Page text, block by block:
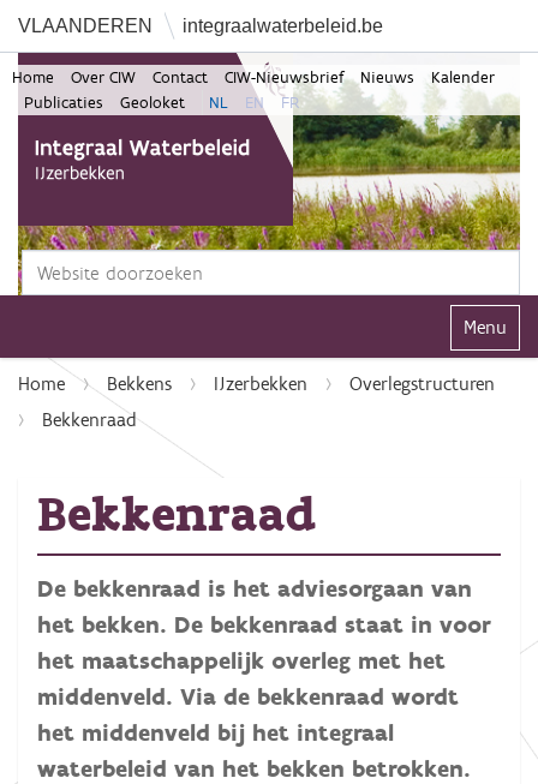
VLAANDEREN integraalwaterbeleid.be
Zoek
Home Over CIW Contact CIW-Nieuwsbrief Nieuws
Kalender
Publicaties
Geoloket NL EN FR
Klap
Home Bekkens IJzerbekken
Overlegstructuren
Bekkenraad
Bekkenraad
De bekkenraad is het adviesorgaan van
het bekken. De bekkenraad staat in voor
het maatschappelijk overleg met het
middenveld. Via de bekkenraad wordt
het middenveld bij het integraal
waterbeleid van het bekken betrokken.